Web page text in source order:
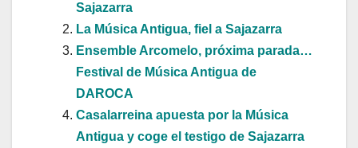
Sajazarra
La Música Antigua, fiel a Sajazarra
Ensemble Arcomelo, próxima parada…
Festival de Música Antigua de
DAROCA
Casalarreina apuesta por la Música
Antigua y coge el testigo de Sajazarra